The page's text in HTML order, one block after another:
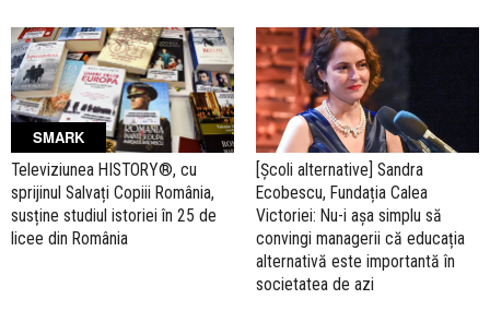
SMARK
Televiziunea HISTORY®, cu
sprijinul Salvați Copiii România,
susține studiul istoriei în 25 de
licee din România
[Școli alternative] Sandra
Ecobescu, Fundația Calea
Victoriei: Nu-i așa simplu să
convingi managerii că educația
alternativă este importantă în
societatea de azi